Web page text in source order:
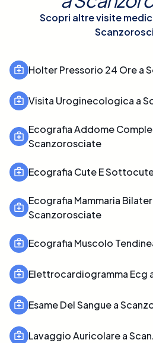
Scopri altre visite
Holter Pressorio 24 Ore a
Visita Uroginecologica a
Ecografia Addome
Scanzorosciate
Ecografia Cute E
Ecografia Mammaria
Scanzorosciate
Ecografia Muscolo
Elettrocardiogramma Ecg
Esame Del Sangue a
Lavaggio Auricolare a